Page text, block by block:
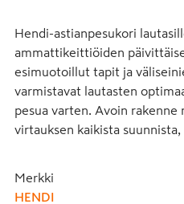
Hendi-astianpesukori
ammattikeittiöiden
esimuotoillut tapit ja
varmistavat lautasten
pesua varten. Avoin rakenne
virtauksen kaikista
Merkki
HENDI